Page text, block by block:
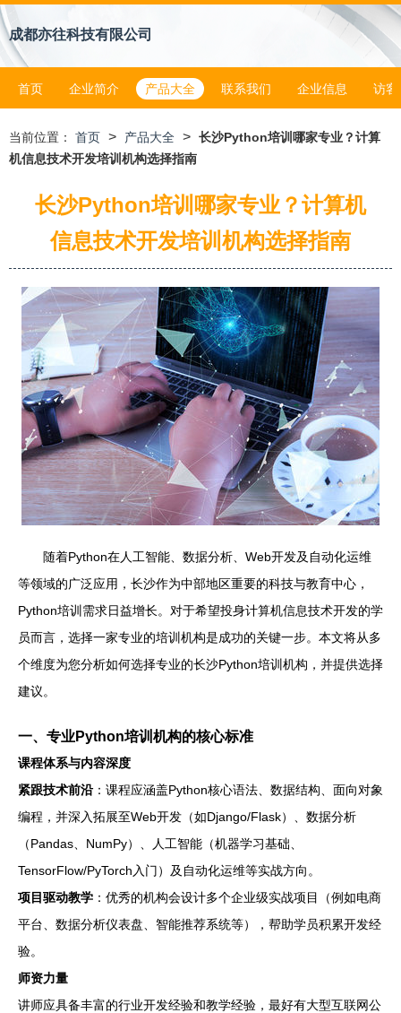
成都亦往科技有限公司
首页 企业简介 产品大全 联系我们 企业信息 访客
当前位置： 首页 > 产品大全 > 长沙Python培训哪家专业？计算
机信息技术开发培训机构选择指南
长沙Python培训哪家专业？计算机
信息技术开发培训机构选择指南
随着Python在人工智能、数据分析、Web开发及自动化运维
等领域的广泛应用，长沙作为中部地区重要的科技与教育中心，
Python培训需求日益增长。对于希望投身计算机信息技术开发的学
员而言，选择一家专业的培训机构是成功的关键一步。本文将从多
个维度为您分析如何选择专业的长沙Python培训机构，并提供选择
建议。
一、专业Python培训机构的核心标准
课程体系与内容深度
紧跟技术前沿：课程应涵盖Python核心语法、数据结构、面向对象
编程，并深入拓展至Web开发（如Django/Flask）、数据分析
（Pandas、NumPy）、人工智能（机器学习基础、
TensorFlow/PyTorch入门）及自动化运维等实战方向。
项目驱动教学 ：优秀的机构会设计多个企业级实战项目（例如电商
平台、数据分析仪表盘、智能推荐系统等），帮助学员积累开发经
验。
师资力量
讲师应具备丰富的行业开发经验和教学经验，最好有大型互联网公